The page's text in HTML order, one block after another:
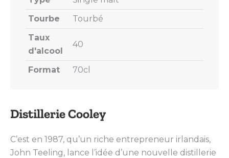
Distillerie Cooley
C’est en 1987, qu’un riche entrepreneur irlandais,
John Teeling, lance l’idée d’une nouvelle distillerie
Tourbe
Tourbé
Taux
d'alcool
40
Format 70cl